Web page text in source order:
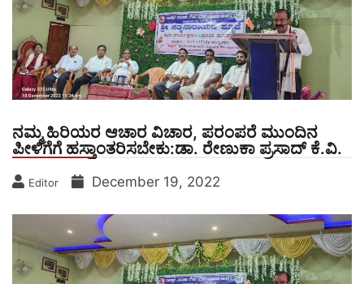
ನಮ್ಮ ಹಿರಿಯರ ಆಚಾರ ವಿಚಾರ, ಪರಂಪರೆ ಮುಂದಿನ
ಪೀಳಿಗೆಗೆ ಹಸ್ತಾಂತರಿಸಬೇಕು:ಡಾ. ರೇಣುಕಾ ಪ್ರಸಾದ್ ಕೆ.ವಿ.
Editor December 19, 2022